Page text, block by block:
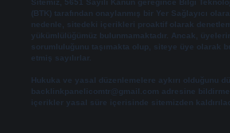
Sitemiz, 5651 Sayılı Kanun gereğince Bilgi
(BTK) tarafından onaylanmış bir Yer Sağlayıcı
nedenle, sitedeki içerikleri proaktif olarak
yükümlülüğümüz bulunmamaktadır. Ancak,
sorumluluğunu taşımakta olup, siteye üye olarak
etmiş sayılırlar.
Hukuka ve yasal düzenlemelere aykırı olduğunu
backlinkpanelicomtr@gmail.com adresine
içerikler yasal süre içerisinde sitemizden